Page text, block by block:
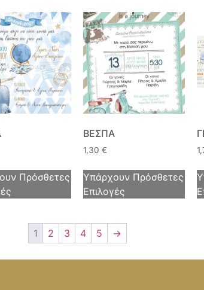
Πρόσθετες
ΒΕΣΠΑ
1,30€
Υπάρχουν Πρόσθετες
Επιλογές
1 2 3 4 5 →